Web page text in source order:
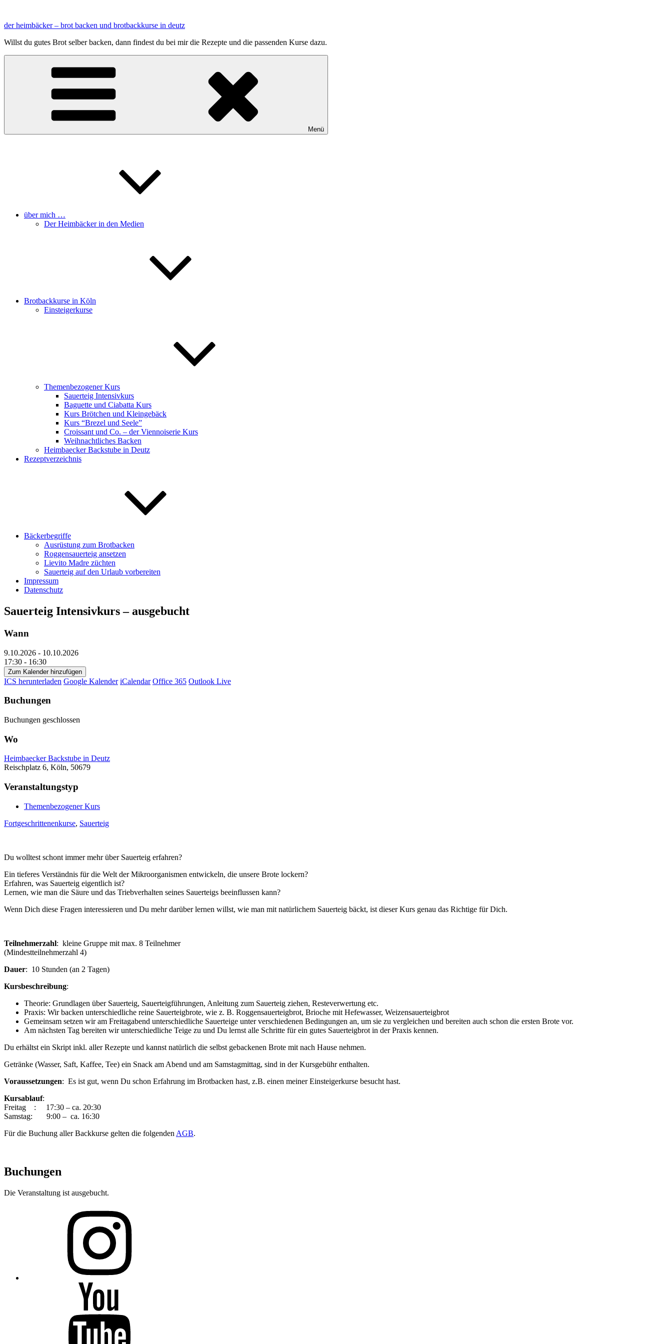
springen
der heimbäcker – brot backen und brotbackkurse in deutz
Willst du gutes Brot selber backen, dann findest du bei mir die Rezepte und die passenden Kurse dazu.
Menü
über mich …
Der Heimbäcker in den Medien
Brotbackkurse in Köln
Einsteigerkurse
Themenbezogener Kurs
Sauerteig Intensivkurs
Baguette und Ciabatta Kurs
Kurs Brötchen und Kleingebäck
Kurs “Brezel und Seele”
Croissant und Co. – der Viennoiserie Kurs
Weihnachtliches Backen
Heimbaecker Backstube in Deutz
Rezeptverzeichnis
Bäckerbegriffe
Ausrüstung zum Brotbacken
Roggensauerteig ansetzen
Lievito Madre züchten
Sauerteig auf den Urlaub vorbereiten
Impressum
Datenschutz
Sauerteig Intensivkurs – ausgebucht
Wann
9.10.2026 - 10.10.2026
17:30 - 16:30
Zum Kalender hinzufügen
ICS herunterladen Google Kalender iCalendar Office 365 Outlook Live
Buchungen
Buchungen geschlossen
Wo
Heimbaecker Backstube in Deutz
Reischplatz 6, Köln, 50679
Veranstaltungstyp
Themenbezogener Kurs
Fortgeschrittenenkurse, Sauerteig
Du wolltest schont immer mehr über Sauerteig erfahren?
Ein tieferes Verständnis für die Welt der Mikroorganismen entwickeln, die unsere Brote lockern?
Erfahren, was Sauerteig eigentlich ist?
Lernen, wie man die Säure und das Triebverhalten seines Sauerteigs beeinflussen kann?
Wenn Dich diese Fragen interessieren und Du mehr darüber lernen willst, wie man mit natürlichem Sauerteig bäckt, ist dieser Kurs genau das Richtige für Dich.
Teilnehmerzahl: kleine Gruppe mit max. 8 Teilnehmer
(Mindestteilnehmerzahl 4)
Dauer: 10 Stunden (an 2 Tagen)
Kursbeschreibung:
Theorie: Grundlagen über Sauerteig, Sauerteigführungen, Anleitung zum Sauerteig ziehen, Resteverwertung etc.
Praxis: Wir backen unterschiedliche reine Sauerteigbrote, wie z. B. Roggensauerteigbrot, Brioche mit Hefewasser, Weizensauerteigbrot
Gemeinsam setzen wir am Freitagabend unterschiedliche Sauerteige unter verschiedenen Bedingungen an, um sie zu vergleichen und bereiten auch schon die ersten Brote vor.
Am nächsten Tag bereiten wir unterschiedliche Teige zu und Du lernst alle Schritte für ein gutes Sauerteigbrot in der Praxis kennen.
Du erhältst ein Skript inkl. aller Rezepte und kannst natürlich die selbst gebackenen Brote mit nach Hause nehmen.
Getränke (Wasser, Saft, Kaffee, Tee) ein Snack am Abend und am Samstagmittag, sind in der Kursgebühr enthalten.
Voraussetzungen: Es ist gut, wenn Du schon Erfahrung im Brotbacken hast, z.B. einen meiner Einsteigerkurse besucht hast.
Kursablauf:
Freitag : 17:30 – ca. 20:30
Samstag: 9:00 – ca. 16:30
Für die Buchung aller Backkurse gelten die folgenden AGB.
Buchungen
Die Veranstaltung ist ausgebucht.